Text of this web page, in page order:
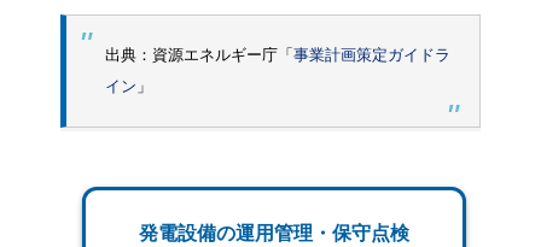
出典：資源エネルギー庁「 事業計画策定ガイドラ
イン 」
発電設備の運用管理・保守点検